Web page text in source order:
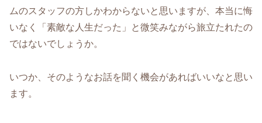
ムのスタッフの方しかわからないと思いますが、本当に悔
いなく「素敵な人生だった」と微笑みながら旅立たれたの
ではないでしょうか。
いつか、そのようなお話を聞く機会があればいいなと思い
ます。